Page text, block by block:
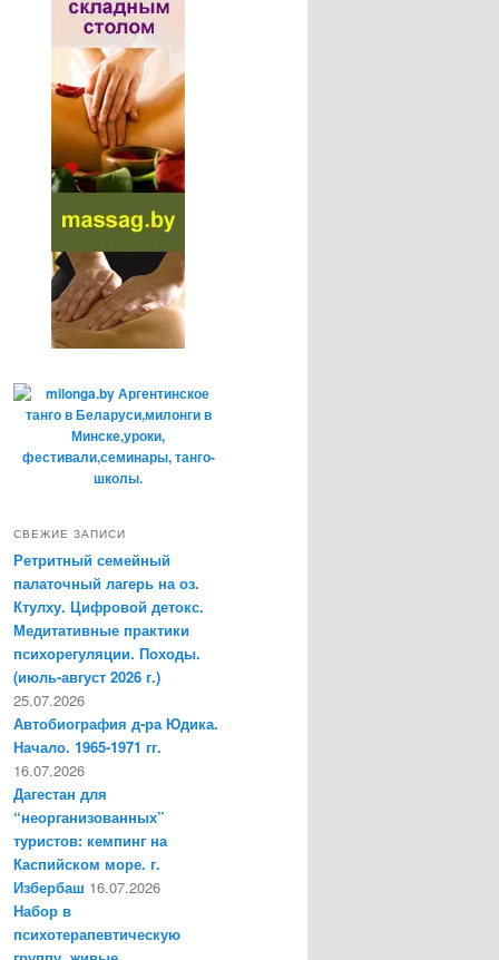
СВЕЖИЕ ЗАПИСИ
Ретритный семейный
палаточный лагерь на оз.
Ктулху. Цифровой детокс.
Медитативные практики
психорегуляции. Походы.
(июль-август 2026 г.)
25.07.2026
Автобиография д-ра Юдика.
Начало. 1965-1971 гг.
16.07.2026
Дагестан для
“неорганизованных”
туристов: кемпинг на
Каспийском море. г.
Избербаш 16.07.2026
Набор в
психотерапевтическую